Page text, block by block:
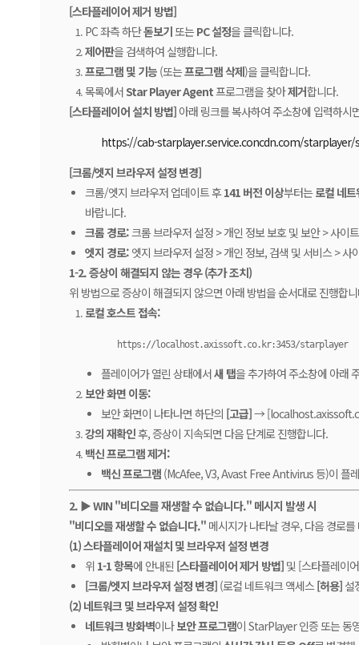
[스타플레이어 제거 방법]
PC 좌측 하단돋보기 또는PC 설정을 클릭합니다.
제어판을 검색하여 실행합니다.
프로그램 및 기능 (또는프로그램 삭제)을 클릭합니다.
목록에서Star Player Agent프로그램을 찾아제거합니다.
[스타플레이어 설치 방법] 아래 링크를 복사하여 주소창에 입력하시
https://cab-starplayer.service.concdn.com/starplayer/
[크롬/엣지 브라우저 설정 변경]
크롬/엣지 브라우저 업데이트 후141 버전 이상부터는로컬 네
바랍니다.
크롬 경로:크롬 브라우저 설정 > 개인 정보 보호 및 보안 > 사이
엣지 경로: 엣지 브라우저 설정 > 개인 정보, 검색 및 서비스 >
1-2. 증상이 해결되지 않는 경우 (추가 조치)
위 방법으로 증상이 해결되지 않으면 아래 방법을 순서대로 진행합
로컬 호스트 접속:
https://localhost.axissoft.co.kr:3453/starplayer
플레이어가 열린 상태에서새 탭을 추가하여 주소창에 아래
보안 화면 이동:
보안 화면이 나타나면 하단의 [고급]→
강의 재확인후, 증상이 지속되면 다음 단계로 진행합니다.
백신 프로그램 제거:
백신 프로그램 (McAfee, V3, Avast Free Antivirus 등)이 플
2. ▶ WIN "비디오를 재생할 수 없습니다." 메시지 발생 시
"비디오를 재생할 수 없습니다." 메시지가 나타날 경우, 다음 경로
(1) 스타플레이어 재설치 및 브라우저 설정 변경
위 1-1 항목에 안내된 [스타플레이어 제거 방법] 및 [스타플레이
[크롬/엣지 브라우저 설정 변경] (로컬 네트워크 액세스[허용] 설
(2) 네트워크 및 브라우저 설정 확인
네트워크 방화벽이나보안 프로그램이 StarPlayer 인증 또는 동